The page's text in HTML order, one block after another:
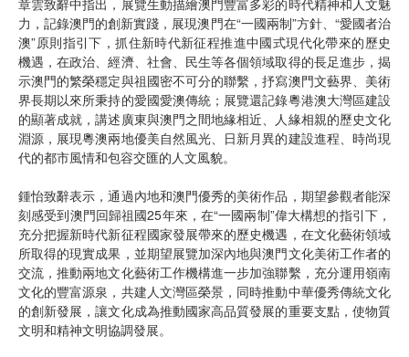
力，記錄澳門的創新實踐，展現澳門在“一國兩制”方針、“愛國者治
澳”原則指引下，抓住新時代新征程推進中國式現代化帶來的歷史
機遇，在政治、經濟、社會、民生等各個領域取得的長足進步，揭
示澳門的繁榮穩定與祖國密不可分的聯繫，抒寫澳門文藝界、美術
界長期以來所秉持的愛國愛澳傳統；展覽還記錄粵港澳大灣區建設
的顯著成就，講述廣東與澳門之間地緣相近、人緣相親的歷史文化
淵源，展現粵澳兩地優美自然風光、日新月異的建設進程、時尚現
代的都市風情和包容交匯的人文風貌。
鍾怡致辭表示，通過內地和澳門優秀的美術作品，期望參觀者能深
刻感受到澳門回歸祖國25年來，在“一國兩制”偉大構想的指引下，
充分把握新時代新征程國家發展帶來的歷史機遇，在文化藝術領域
所取得的現實成果，並期望展覽加深內地與澳門文化美術工作者的
交流，推動兩地文化藝術工作機構進一步加強聯繫，充分運用嶺南
文化的豐富源泉，共建人文灣區榮景，同時推動中華優秀傳統文化
的創新發展，讓文化成為推動國家高品質發展的重要支點，使物質
文明和精神文明協調發展。